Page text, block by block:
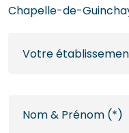
Chapelle-de-